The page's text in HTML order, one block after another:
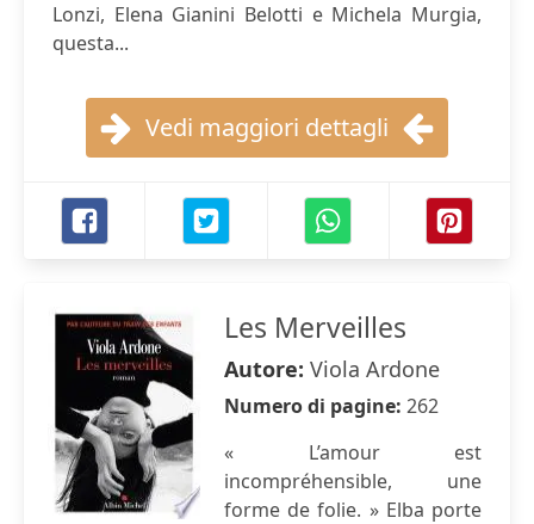
Lonzi, Elena Gianini Belotti e Michela Murgia,
questa...
Vedi maggiori dettagli
Les Merveilles
Autore: Viola Ardone
Numero di pagine: 262
« L’amour est
incompréhensible, une
forme de folie. » Elba porte